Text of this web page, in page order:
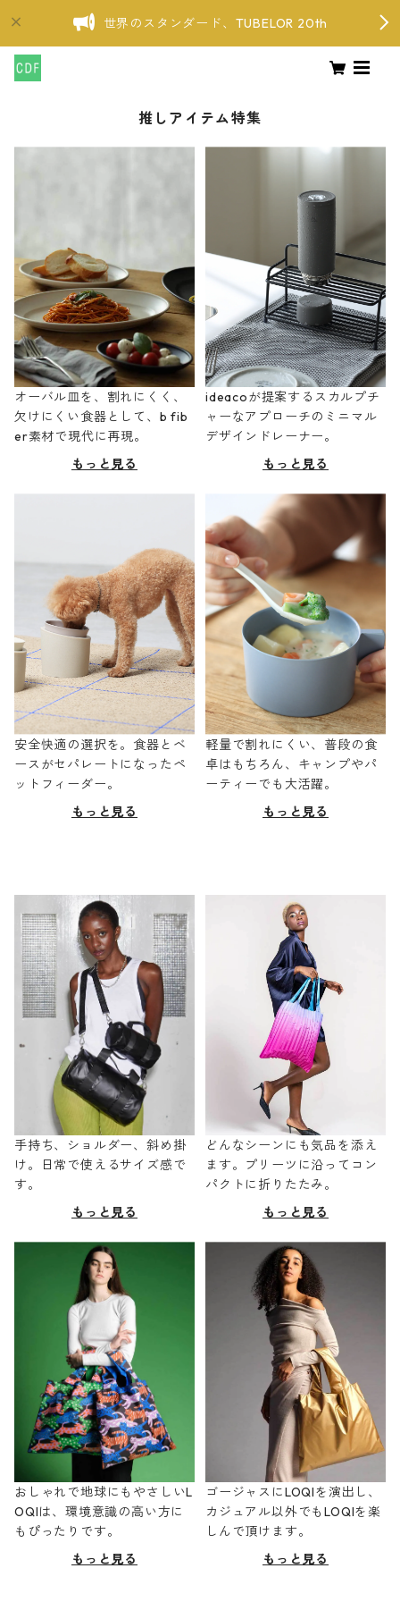
世界のスタンダード、TUBELOR 20th
推しアイテム特集
オーバル皿を、割れにくく、
欠けにくい食器として、b fib
er素材で現代に再現。
もっと見る
ideacoが提案するスカルプチ
ャーなアプローチのミニマル
デザインドレーナー。
もっと見る
安全快適の選択を。食器とベ
ースがセパレートになったペ
ットフィーダー。
もっと見る
軽量で割れにくい、普段の食
卓はもちろん、キャンプやパ
ーティーでも大活躍。
もっと見る
手持ち、ショルダー、斜め掛
け。日常で使えるサイズ感で
す。
もっと見る
どんなシーンにも気品を添え
ます。プリーツに沿ってコン
パクトに折りたたみ。
もっと見る
おしゃれで地球にもやさしいL
OQIは、環境意識の高い方に
もぴったりです。
もっと見る
ゴージャスにLOQIを演出し、
カジュアル以外でもLOQIを楽
しんで頂けます。
もっと見る